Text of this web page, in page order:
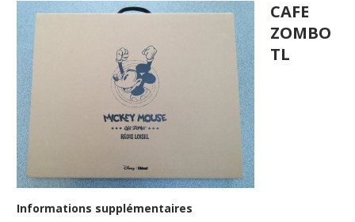
CAFE
ZOMBO
TL
Informations supplémentaires